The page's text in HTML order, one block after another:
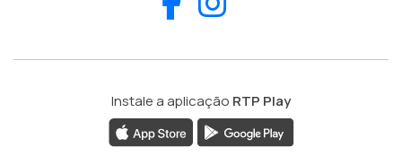
Instale a aplicação RTP Play